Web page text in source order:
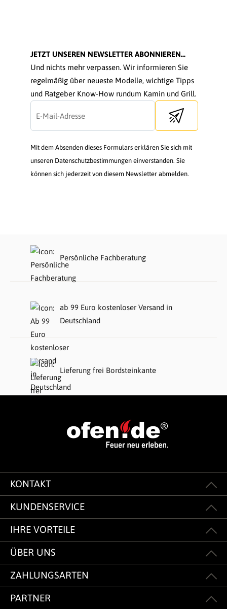
JETZT UNSEREN NEWSLETTER ABONNIEREN...
Und nichts mehr verpassen. Wir informieren Sie
regelmäßig über neueste Modelle, wichtige Tipps
und Ratgeber Know-How rundum Kamin und Grill.
Send newsletter
Mit dem Absenden dieses Formulars erklären Sie sich mit
unseren Datenschutzbestimmungen einverstanden. Sie
können sich jederzeit von diesem Newsletter abmelden.
Persönliche Fachberatung
ab 99 Euro kostenloser Versand in
Deutschland
Lieferung frei Bordsteinkante
KONTAKT
KUNDENSERVICE
IHRE VORTEILE
ÜBER UNS
ZAHLUNGSARTEN
PARTNER